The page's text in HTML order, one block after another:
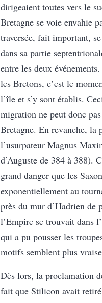
dirigeaient toutes vers le
Bretagne se voie envahie
traversée, fait important,
dans sa partie
entre les deux
les Bretons, c’est le
l’île et s’y sont établis.
migration ne peut donc
Bretagne. En revanche, la
l’usurpateur Magnus
d’Auguste de 384 à 388).
grand danger que les
exponentiellement au
près du mur d’Hadrien de
l’Empire se trouvait dans
qui a pu pousser les
motifs semblent plus
Dès lors, la proclamation
fait que Stilicon avait